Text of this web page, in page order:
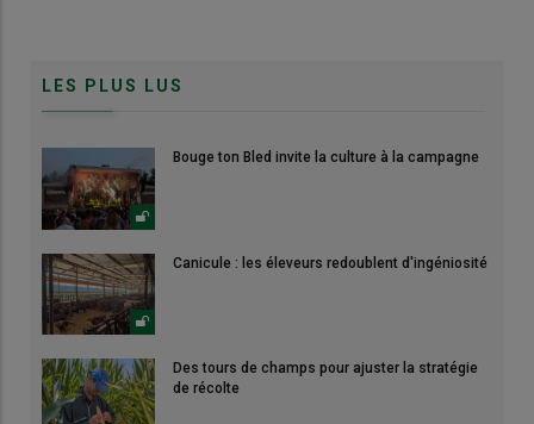
LES PLUS LUS
Bouge ton Bled invite la culture à la campagne
Canicule : les éleveurs redoublent d'ingéniosité
Des tours de champs pour ajuster la stratégie
de récolte